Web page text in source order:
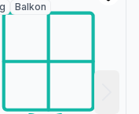
Balkon